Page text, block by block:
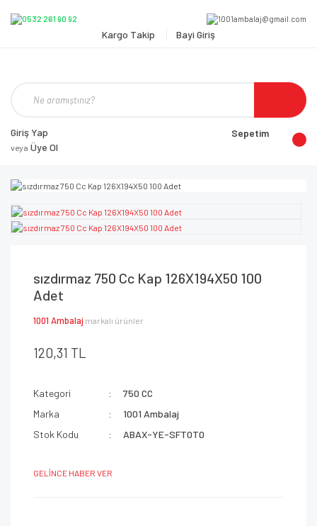
Kargo Takip Bayi Giriş
Giriş Yap
veya Üye Ol
Sepetim
sızdırmaz 750 Cc Kap 126X194X50 100
Adet
1001 Ambalaj markalı ürünler
120,31 TL
Kategori
750 CC
Marka
1001 Ambalaj
Stok Kodu
ABAX-YE-SFT0T0
GELİNCE HABER VER